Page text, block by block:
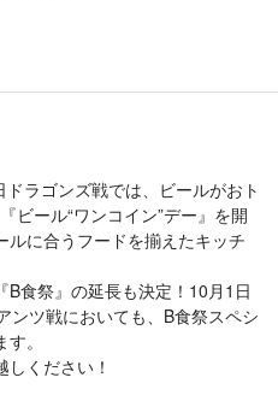
ラゴンズ戦では、ビールがおト
ビール“ワンコイン”デー』を開
に合うフードを揃えたキッチ
B食祭』の延長も決定！10月1日
ンツ戦においても、B食祭スペシ
。
ください！